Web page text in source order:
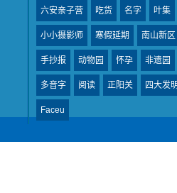
六安亲子营 吃货 名字 叶集
小小摄影师 寒假延期 南山新区
手抄报 动物园 怀孕 非遗园
多音字 阅读 正阳关 四大发
Faceu